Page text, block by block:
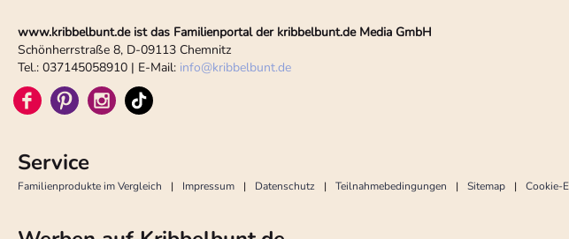
www.kribbelbunt.de ist das Familienportal der kribbelbunt.de Media GmbH
Schönherrstraße 8, D-09113 Chemnitz
Tel.: 037145058910 | E-Mail: info@kribbelbunt.de
Service
Familienprodukte im Vergleich Impressum Datenschutz Teilnahmebedingungen Sitemap Cookie-